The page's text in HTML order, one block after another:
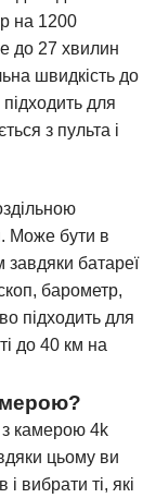
на 1200
до 27 хвилин
швидкість до
для
з пульта і
Може бути в
завдяки батареї
барометр,
підходить для
до 40 км на
з камерою 4k
цьому ви
вибрати ті, які